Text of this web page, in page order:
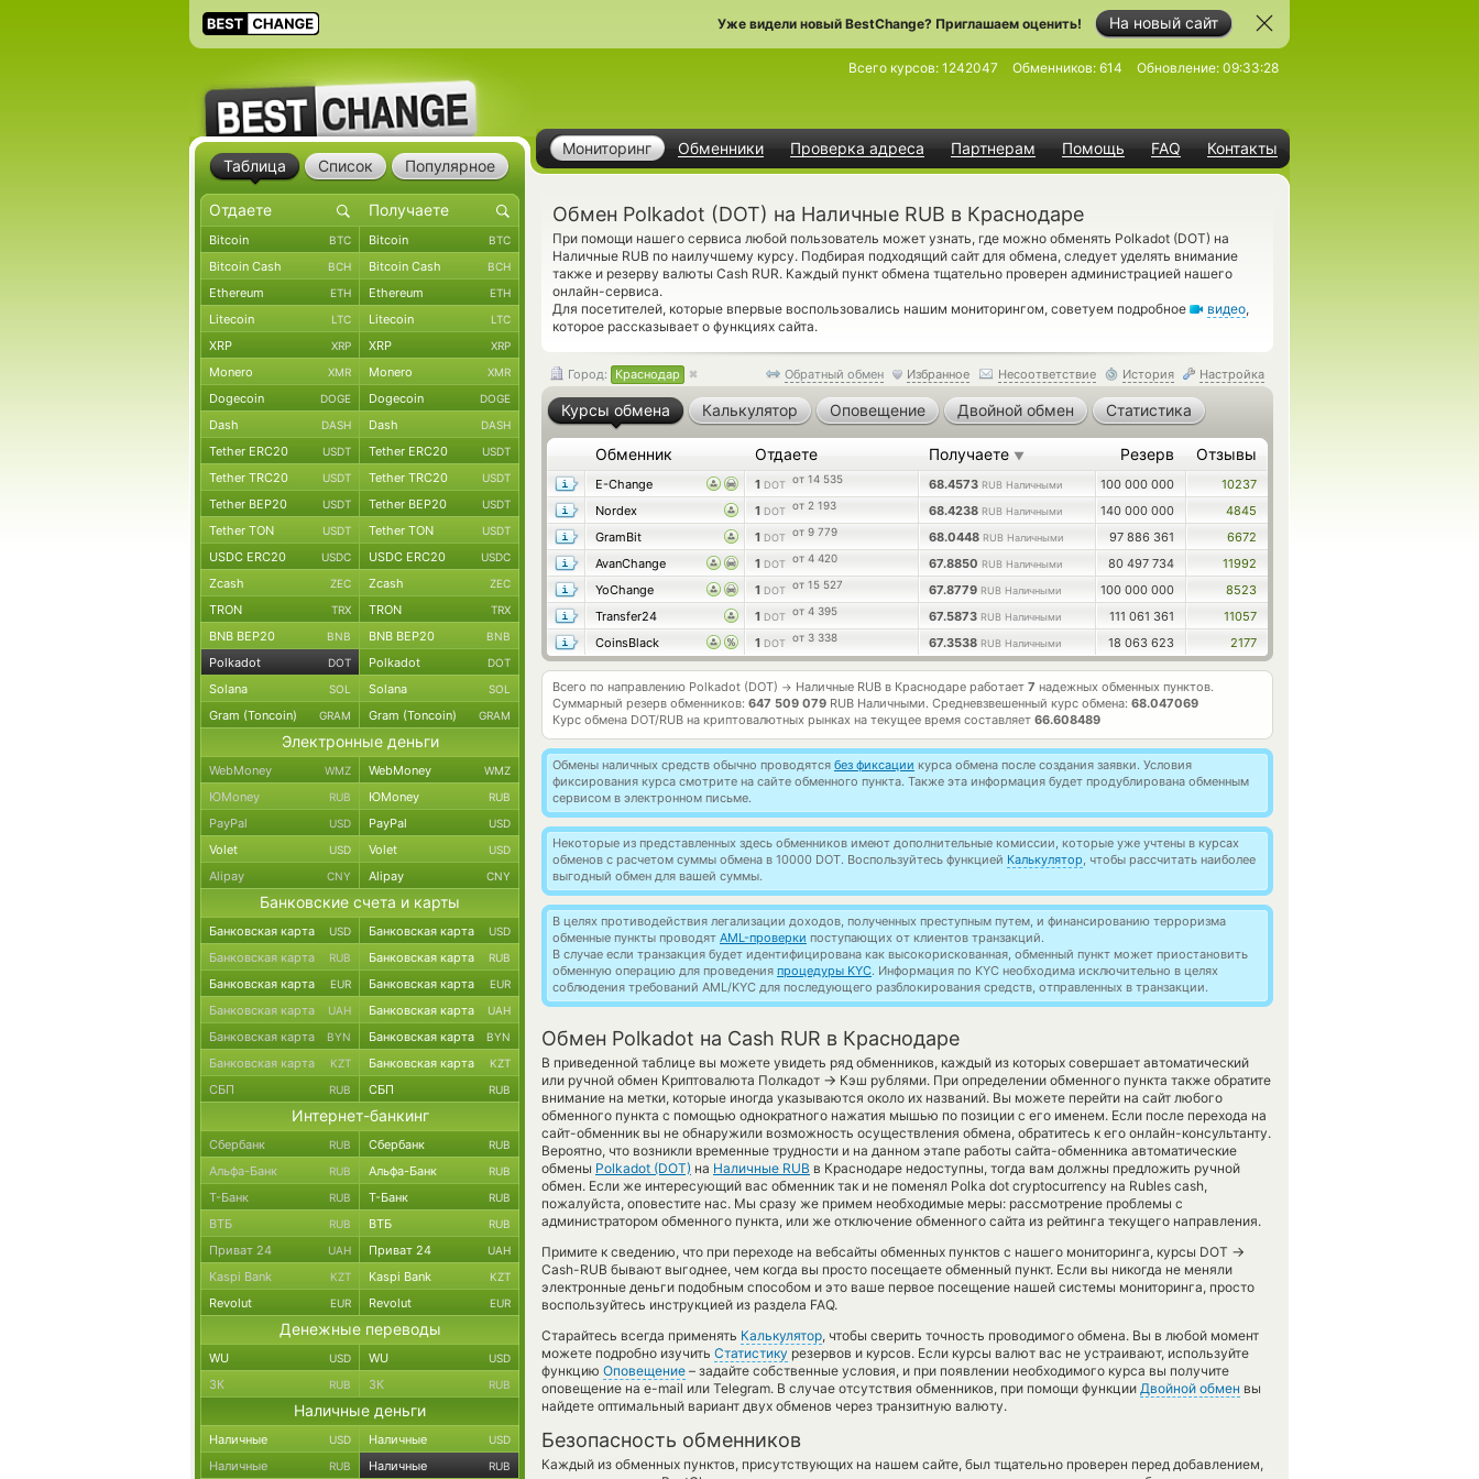
На новый сайт
Уже видели новый BestChange? Приглашаем оценить!
Мониторинг Обменники Проверка адреса Партнерам Помощь FAQ Контакты
Всего курсов: 1242047 Обменников: 614 Обновление: 09:33:28
Обмен Polkadot (DOT) на Наличные RUB в Краснодаре
При помощи нашего сервиса любой пользователь может узнать, где можно обменять Polkadot (DOT) на
Наличные RUB по наилучшему курсу. Подбирая подходящий сайт для обмена, следует уделять внимание
также и резерву валюты Cash RUR. Каждый пункт обмена тщательно проверен администрацией нашего
онлайн-сервиса.
Для посетителей, которые впервые воспользовались нашим мониторингом, советуем подробное
видео,
которое рассказывает о функциях сайта.
Обратный обмен Избранное Несоответствие История Настройка
Город: Краснодар
Курсы обмена Калькулятор Оповещение Двойной обмен Статистика
Обменник Отдаете Получаете ▼ Резерв Отзывы
E-Change 1 DOT от 14 535 68.4573 RUB Наличными 100 000 000
10237
Nordex
1 DOT от 2 193 68.4238 RUB Наличными 140 000 000
4845
GramBit
1 DOT от 9 779 68.0448 RUB Наличными 97 886 361
6672
AvanChange
1 DOT от 4 420 67.8850 RUB Наличными 80 497 734
11992
YoChange
1 DOT от 15 527 67.8779 RUB Наличными 100 000 000
8523
Transfer24
1 DOT от 4 395 67.5873 RUB Наличными 111 061 361
11057
CoinsBlack
1 DOT от 3 338 67.3538 RUB Наличными 18 063 623 2177
Всего по направлению Polkadot (DOT) → Наличные RUB в Краснодаре работает 7 надежных обменных пунктов.
Суммарный резерв обменников: 647 509 079 RUB Наличными. Средневзвешенный курс обмена: 68.047069
Курс обмена DOT/RUB на криптовалютных рынках на текущее время составляет 66.608489
Обмены наличных средств обычно проводятся без фиксации курса обмена после создания заявки. Условия
фиксирования курса смотрите на сайте обменного пункта. Также эта информация будет продублирована обменным
сервисом в электронном письме.
Некоторые из представленных здесь обменников имеют дополнительные комиссии, которые уже учтены в курсах
обменов с расчетом суммы обмена в 10000 DOT. Воспользуйтесь функцией Калькулятор, чтобы рассчитать наиболее
выгодный обмен для вашей суммы.
В целях противодействия легализации доходов, полученных преступным путем, и финансированию терроризма
обменные пункты проводят AML-проверки поступающих от клиентов транзакций.
В случае если транзакция будет идентифицирована как высокорискованная, обменный пункт может приостановить
обменную операцию для проведения процедуры KYC. Информация по KYC необходима исключительно в целях
соблюдения требований AML/KYC для последующего разблокирования средств, отправленных в транзакции.
Обмен Polkadot на Cash RUR в Краснодаре
В приведенной таблице вы можете увидеть ряд обменников, каждый из которых совершает автоматический
или ручной обмен Криптовалюта Полкадот → Кэш рублями. При определении обменного пункта также обратите
внимание на метки, которые иногда указываются около их названий. Вы можете перейти на сайт любого
обменного пункта с помощью однократного нажатия мышью по позиции с его именем. Если после перехода на
сайт-обменник вы не обнаружили возможность осуществления обмена, обратитесь к его онлайн-консультанту.
Вероятно, что возникли временные трудности и на данном этапе работы сайта-обменника автоматические
обмены Polkadot (DOT) на Наличные RUB в Краснодаре недоступны, тогда вам должны предложить ручной
обмен. Если же интересующий вас обменник так и не поменял Polka dot cryptocurrency на Rubles cash,
пожалуйста, оповестите нас. Мы сразу же примем необходимые меры: рассмотрение проблемы с
администратором обменного пункта, или же отключение обменного сайта из рейтинга текущего направления.
Примите к сведению, что при переходе на вебсайты обменных пунктов с нашего мониторинга, курсы DOT →
Cash-RUB бывают выгоднее, чем когда вы просто посещаете обменный пункт. Если вы никогда не меняли
электронные деньги подобным способом и это ваше первое посещение нашей системы мониторинга, просто
воспользуйтесь инструкцией из раздела FAQ.
Старайтесь всегда применять Калькулятор, чтобы сверить точность проводимого обмена. Вы в любой момент
можете подробно изучить Статистику резервов и курсов. Если курсы валют вас не устраивают, используйте
функцию Оповещение – задайте собственные условия, и при появлении необходимого курса вы получите
оповещение на e-mail или Telegram. В случае отсутствия обменников, при помощи функции Двойной обмен вы
найдете оптимальный вариант двух обменов через транзитную валюту.
Безопасность обменников
Каждый из обменных пунктов, присутствующих на нашем сайте, был тщательно проверен перед добавлением,
Таблица Список Популярное
Bitcoin BTC Bitcoin BTC
Bitcoin Cash BCH Bitcoin Cash BCH
Ethereum ETH Ethereum ETH
Litecoin LTC Litecoin LTC
XRP XRP XRP XRP
Monero XMR Monero XMR
Dogecoin DOGE Dogecoin DOGE
Dash DASH Dash DASH
Tether ERC20 USDT Tether ERC20 USDT
Tether TRC20 USDT Tether TRC20 USDT
Tether BEP20 USDT Tether BEP20 USDT
Tether TON USDT Tether TON USDT
USDC ERC20 USDC USDC ERC20 USDC
Zcash ZEC Zcash ZEC
TRON TRX TRON TRX
BNB BEP20 BNB BNB BEP20 BNB
Polkadot DOT Polkadot DOT
Solana SOL Solana SOL
Gram (Toncoin) GRAM Gram (Toncoin) GRAM
Электронные деньги
WebMoney WMZ WebMoney WMZ
ЮMoney RUB ЮMoney RUB
PayPal USD PayPal USD
Volet USD Volet USD
Alipay CNY Alipay CNY
Банковские счета и карты
Банковская карта USD Банковская карта USD
Банковская карта RUB Банковская карта RUB
Банковская карта EUR Банковская карта EUR
Банковская карта UAH Банковская карта UAH
Банковская карта BYN Банковская карта BYN
Банковская карта KZT Банковская карта KZT
СБП RUB СБП RUB
Интернет-банкинг
Сбербанк RUB Сбербанк RUB
Альфа-Банк RUB Альфа-Банк RUB
Т-Банк RUB Т-Банк RUB
ВТБ RUB ВТБ RUB
Приват 24 UAH Приват 24 UAH
Kaspi Bank KZT Kaspi Bank KZT
Revolut EUR Revolut EUR
Денежные переводы
WU USD WU USD
ЗК RUB ЗК RUB
Наличные деньги
Наличные USD Наличные USD
Наличные RUB Наличные RUB